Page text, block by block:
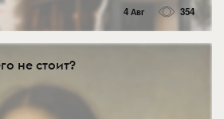
4 Авг 354
не стоит?